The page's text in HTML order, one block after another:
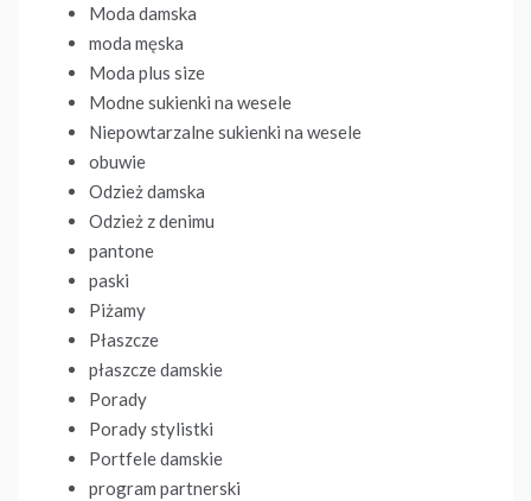
Moda damska
moda męska
Moda plus size
Modne sukienki na wesele
Niepowtarzalne sukienki na wesele
obuwie
Odzież damska
Odzież z denimu
pantone
paski
Piżamy
Płaszcze
płaszcze damskie
Porady
Porady stylistki
Portfele damskie
program partnerski